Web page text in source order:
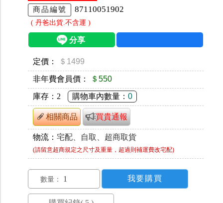
商品編號 87110051902
( 丹爸出貨.不含運 )
定價： ＄1499
非年費會員價： ＄550
庫存： 2 購物車內數量： 0
相關商品 買貴通報
物流： 宅配、自取、超商取貨
(請留意超商規定之尺寸及重量，超過則補運費改宅配)
數量：